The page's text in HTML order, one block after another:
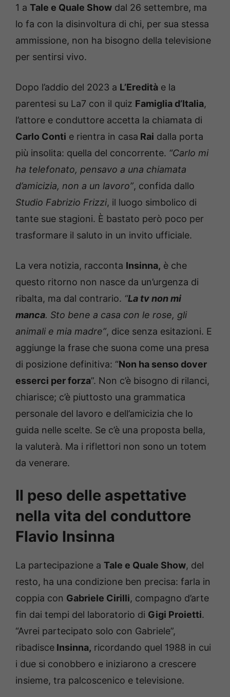
1 a Tale e Quale Show dal 26 settembre, ma
lo fa con la disinvoltura di chi, per sua stessa
ammissione, non ha bisogno della televisione
per sentirsi vivo.
Dopo l’addio del 2023 a L’Eredità e la
parentesi su La7 con il quiz Famiglia d’Italia,
l’attore e conduttore accetta la chiamata di
Carlo Conti e rientra in casa Rai dalla porta
più insolita: quella del concorrente. “Carlo mi
ha telefonato, pensavo a una chiamata
d’amicizia, non a un lavoro”, confida dallo
Studio Fabrizio Frizzi, il luogo simbolico di
tante sue stagioni. È bastato però poco per
trasformare il saluto in un invito ufficiale.
La vera notizia, racconta Insinna, è che
questo ritorno non nasce da un’urgenza di
ribalta, ma dal contrario. “La tv non mi
manca. Sto bene a casa con le rose, gli
animali e mia madre”, dice senza esitazioni. E
aggiunge la frase che suona come una presa
di posizione definitiva: “Non ha senso dover
esserci per forza”. Non c’è bisogno di rilanci,
chiarisce; c’è piuttosto una grammatica
personale del lavoro e dell’amicizia che lo
guida nelle scelte. Se c’è una proposta bella,
la valuterà. Ma i riflettori non sono un totem
da venerare.
Il peso delle aspettative
nella vita del conduttore
Flavio Insinna
La partecipazione a Tale e Quale Show, del
resto, ha una condizione ben precisa: farla in
coppia con Gabriele Cirilli, compagno d’arte
fin dai tempi del laboratorio di Gigi Proietti.
“Avrei partecipato solo con Gabriele”,
ribadisce Insinna, ricordando quel 1988 in cui
i due si conobbero e iniziarono a crescere
insieme, tra palcoscenico e televisione.